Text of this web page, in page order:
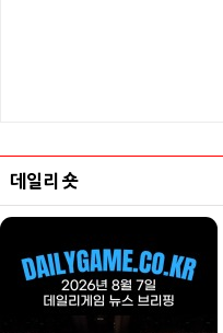
데일리 숏